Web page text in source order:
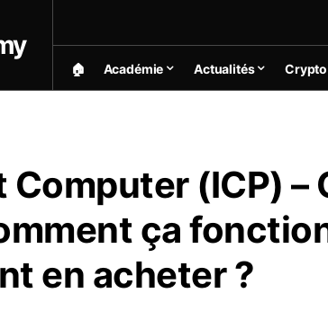
🏠︎ Académie Actualités Crypto
(ICP) –
ça
en acheter ?